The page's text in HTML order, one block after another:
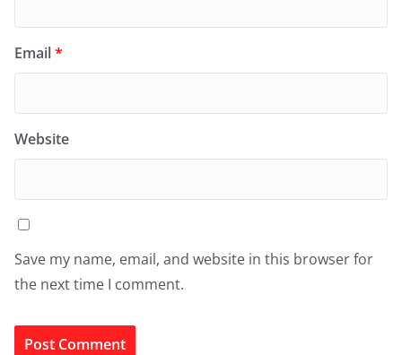
Email*
Website
Save my name, email, and website in this browser for
the next time I comment.